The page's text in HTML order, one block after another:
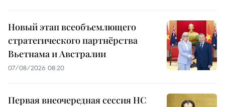
Новый этап всеобъемлющего
стратегического партнёрства
Вьетнама и Австралии
07/08/2026 08:20
Первая внеочередная сессия НС